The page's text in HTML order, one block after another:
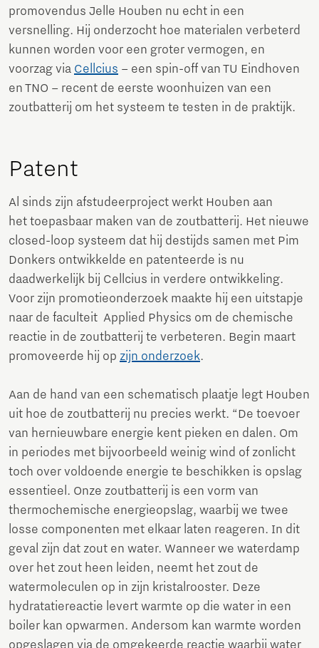
promovendus Jelle Houben nu echt in een
versnelling. Hij onderzocht hoe materialen verbeterd
kunnen worden voor een groter vermogen, en
voorzag via Cellcius – een spin-off van TU Eindhoven
en TNO – recent de eerste woonhuizen van een
zoutbatterij om het systeem te testen in de praktijk.
Patent
Al sinds zijn afstudeerproject werkt Houben aan
het toepasbaar maken van de zoutbatterij. Het nieuwe
closed-loop systeem dat hij destijds samen met Pim
Donkers ontwikkelde en patenteerde is nu
daadwerkelijk bij Cellcius in verdere ontwikkeling.
Voor zijn promotieonderzoek maakte hij een uitstapje
naar de faculteit Applied Physics om de chemische
reactie in de zoutbatterij te verbeteren. Begin maart
promoveerde hij op zijn onderzoek.
Aan de hand van een schematisch plaatje legt Houben
uit hoe de zoutbatterij nu precies werkt. “De toevoer
van hernieuwbare energie kent pieken en dalen. Om
in periodes met bijvoorbeeld weinig wind of zonlicht
toch over voldoende energie te beschikken is opslag
essentieel. Onze zoutbatterij is een vorm van
thermochemische energieopslag, waarbij we twee
losse componenten met elkaar laten reageren. In dit
geval zijn dat zout en water. Wanneer we waterdamp
over het zout heen leiden, neemt het zout de
watermoleculen op in zijn kristalrooster. Deze
hydratatiereactie levert warmte op die water in een
boiler kan opwarmen. Andersom kan warmte worden
opgeslagen via de omgekeerde reactie waarbij water